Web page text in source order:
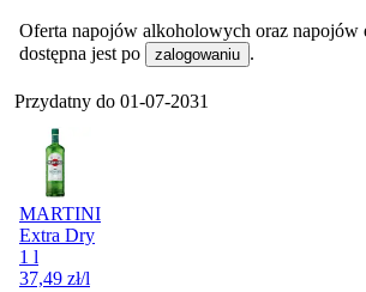
Oferta napojów alkoholowych oraz napojów
dostępna jest po
zalogowaniu .
Przydatny do 01-07-2031
MARTINI
Extra Dry
1 l
37,49 zł/l